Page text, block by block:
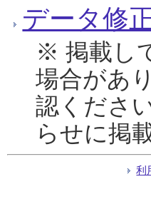
データ修
※ 掲載し
場合があ
認くださ
らせに掲
利